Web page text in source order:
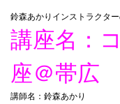
鈴森あかりインストラクタ
講座名：
座＠帯広
講師名：鈴森あかり